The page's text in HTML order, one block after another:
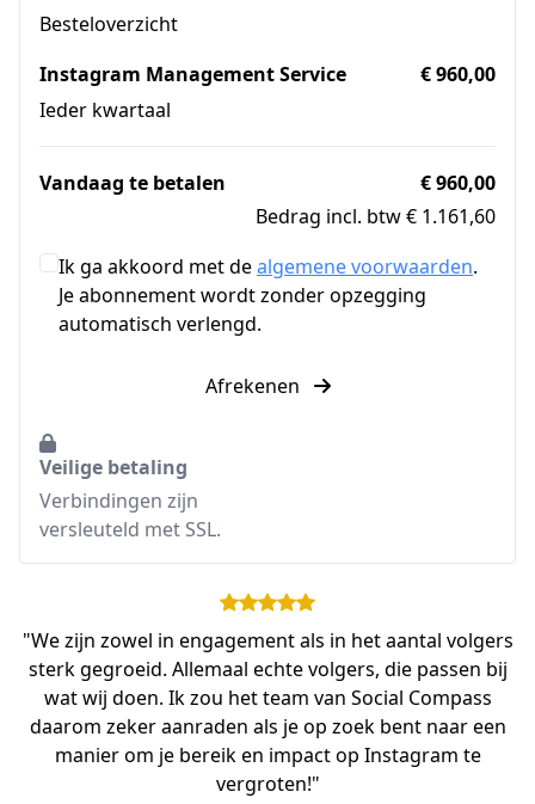
Besteloverzicht
Instagram Management Service
Ieder kwartaal
€ 960,00
Vandaag te betalen
€ 960,00
Bedrag incl. btw € 1.161,60
Ik ga akkoord met dealgemene voorwaarden.
Je abonnement wordt zonder opzegging
automatisch verlengd.
Afrekenen
Veilige betaling
Verbindingen zijn
versleuteld met SSL.
"We zijn zowel in engagement als in het aantal volgers
sterk gegroeid. Allemaal echte volgers, die passen bij
wat wij doen. Ik zou het team van Social Compass
daarom zeker aanraden als je op zoek bent naar een
manier om je bereik en impact op Instagram te
vergroten!"